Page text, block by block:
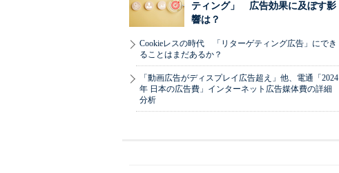
ティング」 広告効果に及ぼす影
響は？
Cookieレスの時代 「リターゲティング広告」にでき
ることはまだあるか？
「動画広告がディスプレイ広告超え」他、電通「2024
年 日本の広告費」インターネット広告媒体費の詳細
分析